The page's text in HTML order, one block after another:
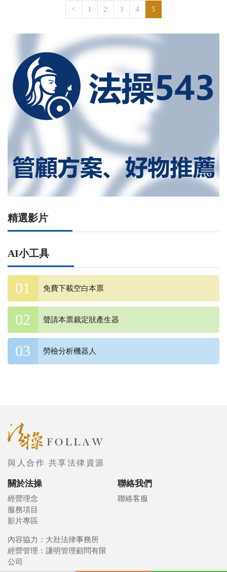
< 1 2 3 4 5
精選影片
AI小工具
免費下載空白本票
聲請本票裁定狀產生器
勞檢分析機器人
與人合作 共享法律資源
關於法操
經營理念
服務項目
影片專區
聯絡我們
聯絡客服
內容協力：大壯法律事務所
經營管理：謙明管理顧問有限
公司